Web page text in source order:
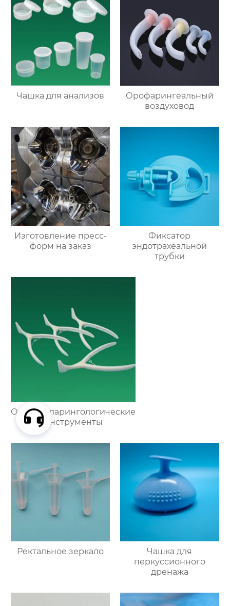
Чашка для анализов
Орофарингеальный
воздуховод
Изготовление пресс-
форм на заказ
Фиксатор
эндотрахеальной
трубки
Оториноларингологические
инструменты
Ректальное зеркало
Чашка для
перкуссионного
дренажа